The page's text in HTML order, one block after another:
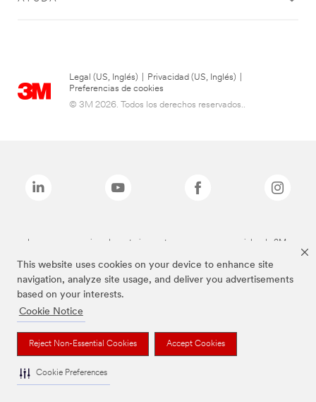
This website uses cookies on your device to enhance site
navigation, analyze site usage, and deliver you advertisements
based on your interests.
Cookie Notice
Reject Non-Essential Cookies Accept Cookies
Cookie Preferences
Legal (US, Inglés) Privacidad (US, Inglés)
Preferencias de cookies
© 3M 2026. Todos los derechos reservados..
Las marcas mencionadas anteriormente son marcas comerciales de 3M.